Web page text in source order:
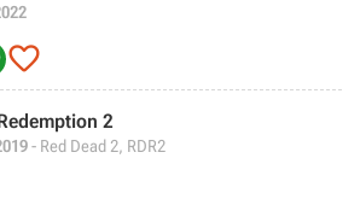

2
- Red Dead 2, RDR2